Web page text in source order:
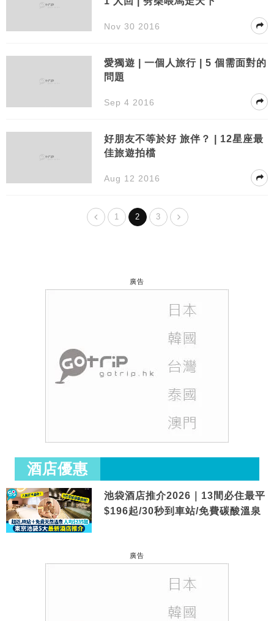
Nov 30 2016
愛獨遊 | 一個人旅行 | 5 個需面對的
問題
Sep 4 2016
好朋友不等於好 旅伴？ | 12星座最
佳旅遊拍檔
Aug 12 2016
1 2 3
廣告
酒店優惠
池袋酒店推介2026｜13間必住最平
$196起/30秒到車站/免費碳酸溫泉
廣告